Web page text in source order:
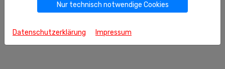
Nur technisch notwendige Cookies
Datenschutzerklärung Impressum